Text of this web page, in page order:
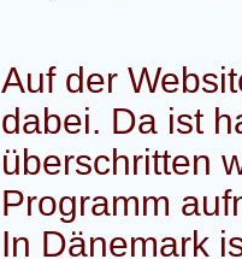
Auf der
dabei. Da ist
überschritten
Programm
In Dänemark